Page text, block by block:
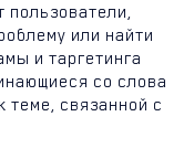
пользователи,
или найти
и таргетинга
со слова
теме, связанной с